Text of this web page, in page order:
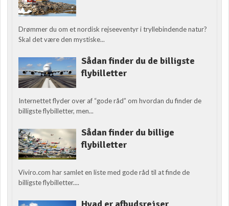
Drømmer du om et nordisk rejseeventyr i tryllebindende natur?
Skal det være den mystiske...
Sådan finder du de billigste
flybilletter
Internettet flyder over af “gode råd” om hvordan du finder de
billigste flybilletter, men...
Sådan finder du billige
flybilletter
Viviro.com har samlet en liste med gode råd til at finde de
billigste flybilletter....